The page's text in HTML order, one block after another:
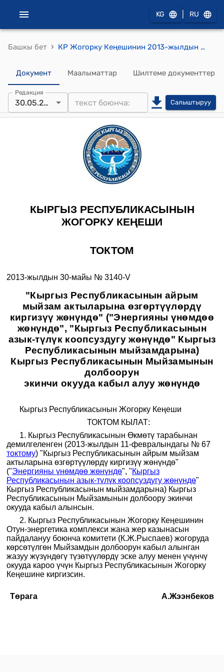
KG RU
Башкы бет › КР Жогорку Кеңешинин 2013-жылдын 30-майындагы № 3140-V "Кыргыз Республикасынын айрым мыйзам актыларына өзгөртүүлөрдү киргизүү жөнүндө" ("Энергияны үнөмдөө жөнүндө", "Кыргыз Республикасынын азык-түлүк коопсуздугу жөнүндө" Кыргыз Республикасынын мыйзамдарына) Кыргыз Республикасынын Мыйзамынын долбоорун экинчи окууда кабыл алуу жөнүндө" токтому
Документ Маалыматтар Шилтеме документтер
Редакция
30.05.2013 Салыштыруу